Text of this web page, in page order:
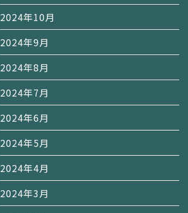
2024年10月
2024年9月
2024年8月
2024年7月
2024年6月
2024年5月
2024年4月
2024年3月